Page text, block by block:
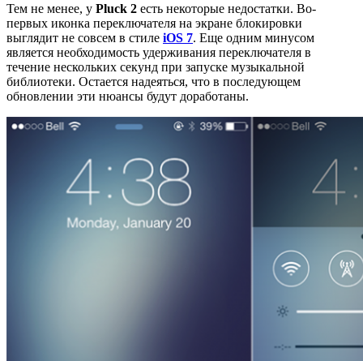
Тем не менее, у Pluck 2 есть некоторые недостатки. Во-
первых иконка переключателя на экране блокировки
выглядит не совсем в стиле iOS 7. Еще одним минусом
является необходимость удерживания переключателя в
течение нескольких секунд при запуске музыкальной
библиотеки. Остается надеяться, что в последующем
обновлении эти нюансы будут доработаны.